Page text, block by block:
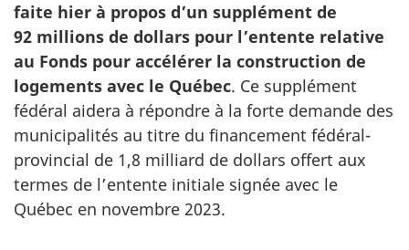
faite hier à propos d’un supplément de
92 millions de dollars pour l’entente relative
au Fonds pour accélérer la construction de
logements avec le Québec. Ce supplément
fédéral aidera à répondre à la forte demande des
municipalités au titre du financement fédéral-
provincial de 1,8 milliard de dollars offert aux
termes de l’entente initiale signée avec le
Québec en novembre 2023.